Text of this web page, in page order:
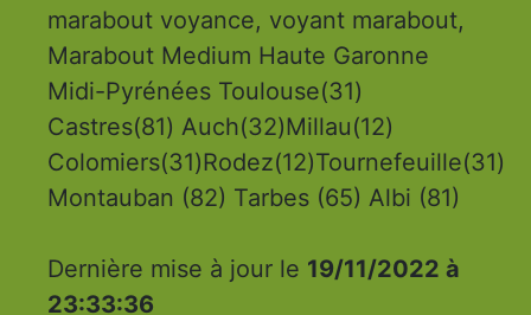
marabout voyance, voyant marabout,
Marabout Medium Haute Garonne
Midi-Pyrénées Toulouse(31)
Castres(81) Auch(32)Millau(12)
Colomiers(31)Rodez(12)Tournefeuille(31)
Montauban (82) Tarbes (65) Albi (81)
Dernière mise à jour le 19/11/2022 à
23:33:36